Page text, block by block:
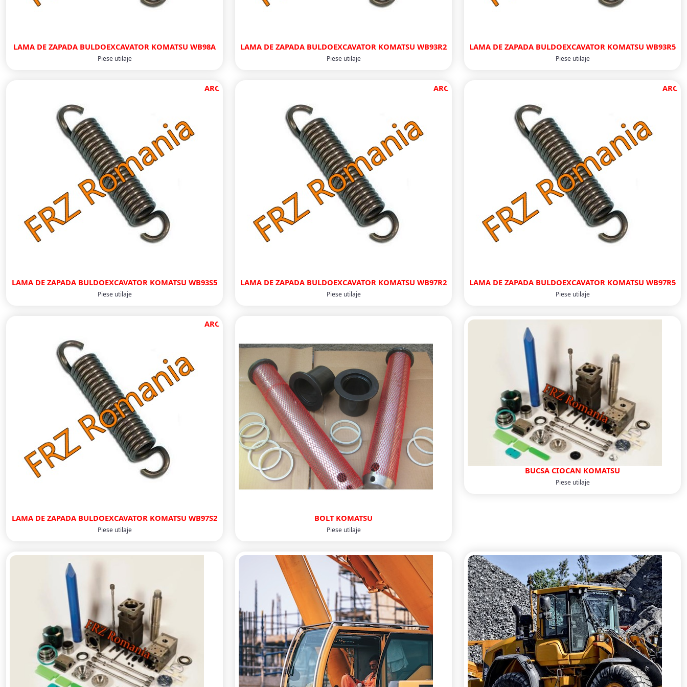
LAMA DE ZAPADA BULDOEXCAVATOR KOMATSU WB98A
Piese utilaje
LAMA DE ZAPADA BULDOEXCAVATOR KOMATSU WB93R2
Piese utilaje
LAMA DE ZAPADA BULDOEXCAVATOR KOMATSU WB93R5
Piese utilaje
ARC
LAMA DE ZAPADA BULDOEXCAVATOR KOMATSU WB93S5
Piese utilaje
ARC
LAMA DE ZAPADA BULDOEXCAVATOR KOMATSU WB97R2
Piese utilaje
ARC
LAMA DE ZAPADA BULDOEXCAVATOR KOMATSU WB97R5
Piese utilaje
ARC
LAMA DE ZAPADA BULDOEXCAVATOR KOMATSU WB97S2
Piese utilaje
BOLT KOMATSU
Piese utilaje
BUCSA CIOCAN KOMATSU
Piese utilaje